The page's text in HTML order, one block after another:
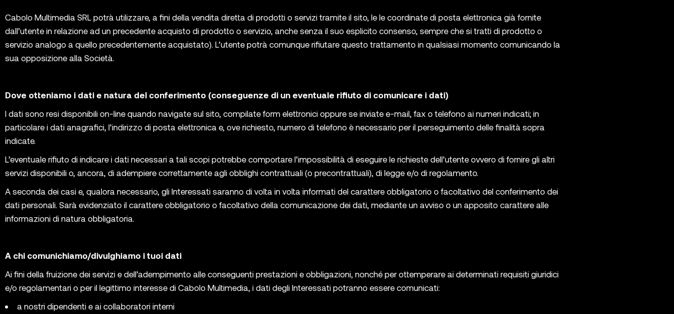
Cabolo Multimedia SRL potrà utilizzare, a fini della vendita diretta di prodotti o servizi tramite il sito, le le coordinate di posta elettronica già fornite
dall’utente in relazione ad un precedente acquisto di prodotto o servizio, anche senza il suo esplicito consenso, sempre che si tratti di prodotto o
servizio analogo a quello precedentemente acquistato). L’utente potrà comunque rifiutare questo trattamento in qualsiasi momento comunicando la
sua opposizione alla Società.
Dove otteniamo i dati e natura del conferimento (conseguenze di un eventuale rifiuto di comunicare i dati)
I dati sono resi disponibili on-line quando navigate sul sito, compilate form elettronici oppure se inviate e-mail, fax o telefono ai numeri indicati; in
particolare i dati anagrafici, l’indirizzo di posta elettronica e, ove richiesto, numero di telefono è necessario per il perseguimento delle finalità sopra
indicate.
L’eventuale rifiuto di indicare i dati necessari a tali scopi potrebbe comportare l’impossibilità di eseguire le richieste dell’utente ovvero di fornire gli altri
servizi disponibili o, ancora, di adempiere correttamente agli obblighi contrattuali (o precontrattuali), di legge e/o di regolamento.
A seconda dei casi e, qualora necessario, gli Interessati saranno di volta in volta informati del carattere obbligatorio o facoltativo del conferimento dei
dati personali. Sarà evidenziato il carattere obbligatorio o facoltativo della comunicazione dei dati, mediante un avviso o un apposito carattere alle
informazioni di natura obbligatoria.
A chi comunichiamo/divulghiamo i tuoi dati
Ai fini della fruizione dei servizi e dell’adempimento alle conseguenti prestazioni e obbligazioni, nonché per ottemperare ai determinati requisiti giuridici
e/o regolamentari o per il legittimo interesse di Cabolo Multimedia, i dati degli Interessati potranno essere comunicati:
a nostri dipendenti e ai collaboratori interni